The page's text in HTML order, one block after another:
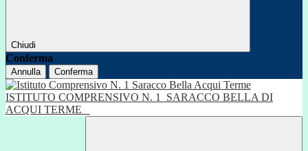
Chiudi
Conferma
Annulla Conferma
ISTITUTO COMPRENSIVO N. 1
SARACCO BELLA DI
ACQUI TERME